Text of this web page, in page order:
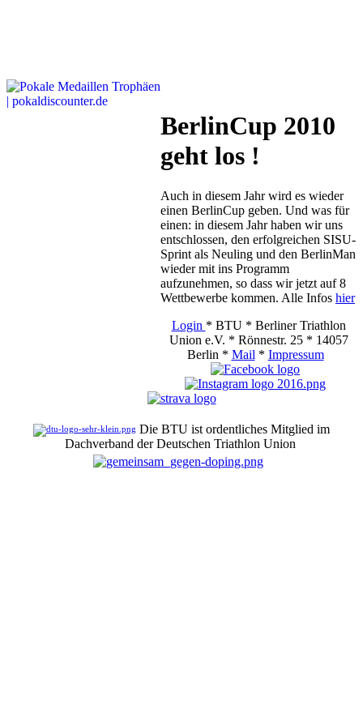
BerlinCup 2010
geht los !
Auch in diesem Jahr wird es wieder
einen BerlinCup geben. Und was für
einen: in diesem Jahr haben wir uns
entschlossen, den erfolgreichen SISU-
Sprint als Neuling und den BerlinMan
wieder mit ins Programm
aufzunehmen, so dass wir jetzt auf 8
Wettbewerbe kommen. Alle Infos hier
Login * BTU * Berliner Triathlon
Union e.V. * Rönnestr. 25 * 14057
Berlin * Mail * Impressum
Die BTU ist ordentliches Mitglied im
Dachverband der Deutschen Triathlon Union